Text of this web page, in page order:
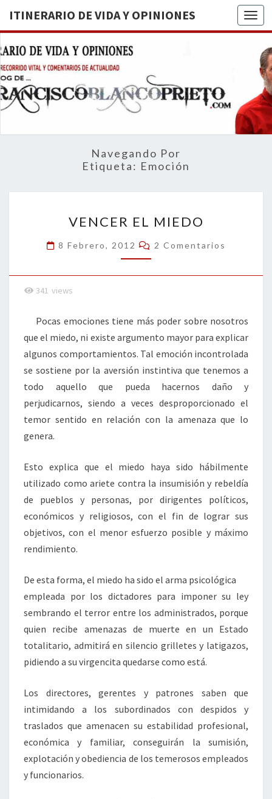
ITINERARIO DE VIDA Y OPINIONES
DE
BREVE
RECORRIDO
VITAL Y
ACTUALIDAD
Navegando Por
Etiqueta: Emoción
EL
MIEDO
VENCER EL MIEDO
8 Febrero, 2012 Comentarios
2 Comentarios
341 views
Pocas emociones tiene más poder sobre nosotros
que el miedo, ni existe argumento mayor para explicar
algunos comportamientos. Tal emoción incontrolada
se sostiene por la aversión instintiva que tenemos a
todo aquello que pueda hacernos daño y
perjudicarnos, siendo a veces desproporcionado el
temor sentido en relación con la amenaza que lo
genera.
Esto explica que el miedo haya sido hábilmente
utilizado como ariete contra la insumisión y rebeldía
de pueblos y personas, por dirigentes políticos,
económicos y religiosos, con el fin de lograr sus
objetivos, con el menor esfuerzo posible y máximo
rendimiento.
De esta forma, el miedo ha sido el arma psicológica
empleada por los dictadores para imponer su ley
sembrando el terror entre los administrados, porque
quien recibe amenazas de muerte en un Estado
totalitario, admitirá en silencio grilletes y latigazos,
pidiendo a su virgencita quedarse como está.
Los directores, gerentes y patrones saben que
intimidando a los subordinados con despidos y
traslados que amenacen su estabilidad profesional,
económica y familiar, conseguirán la sumisión,
explotación y obediencia de los temerosos empleados
y funcionarios.